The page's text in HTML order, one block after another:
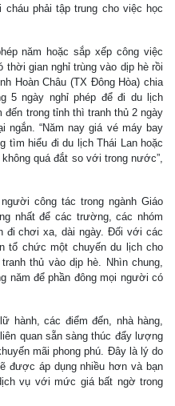
phải tập trung cho việc học
năm hoặc sắp xếp công việc
gian nghỉ trùng vào dịp hè rồi
Hoàn Châu (TX Đông Hòa) chia
5 ngày nghỉ phép để đi du lịch
đến trong tỉnh thì tranh thủ 2 ngày
ngắn. “Năm nay giá vé máy bay
tìm hiểu đi du lịch Thái Lan hoặc
quá đắt so với trong nước”,
công tác trong ngành Giáo
nhất để các trường, các nhóm
đi chơi xa, dài ngày. Đối với các
tổ chức một chuyến du lịch cho
thủ vào dịp hè. Nhìn chung,
năm để phần đông mọi người có
hành, các điểm đến, nhà hàng,
quan sẵn sàng thúc đẩy lượng
mãi phong phú. Đây là lý do
được áp dụng nhiều hơn và bạn
vụ với mức giá bất ngờ trong